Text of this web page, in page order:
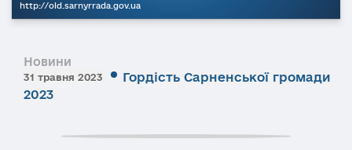
http://old.sarnyrrada.gov.ua
Новини
31 травня 2023
Гордість Сарненської громади
2023